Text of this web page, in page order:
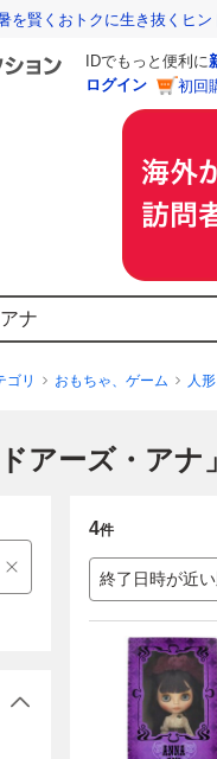
賢くおトクに生き抜くヒン
IDでもっと便利に
ログイン
初回
ゴリ おもちゃ、ゲーム 人
アーズ・アナ」
4件
終了日時が近